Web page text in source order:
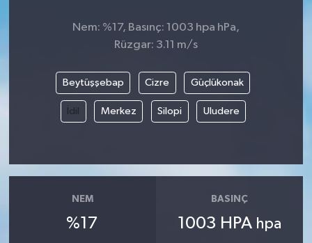
Nem: %17, Basınç: 1003 hpa hPa,
Rüzgar: 3.11 m/s
Beytüşşebap Cizre Güçlükonak
İdil Merkez Silopi Uludere
NEM
%17
BASINÇ
1003 HPA hpa